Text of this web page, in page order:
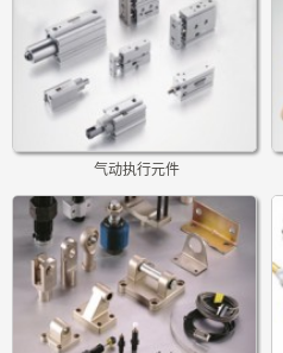
气动执行元件